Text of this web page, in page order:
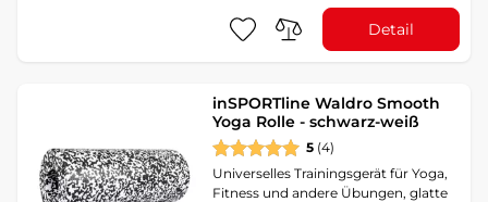
Detail
inSPORTline Waldro Smooth
Yoga Rolle - schwarz-weiß
5 (4)
Universelles Trainingsgerät für Yoga,
Fitness und andere Übungen, glatte